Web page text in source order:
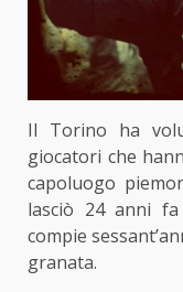
Il Torino ha
giocatori che
capoluogo
lasciò 24 anni
compie
granata.